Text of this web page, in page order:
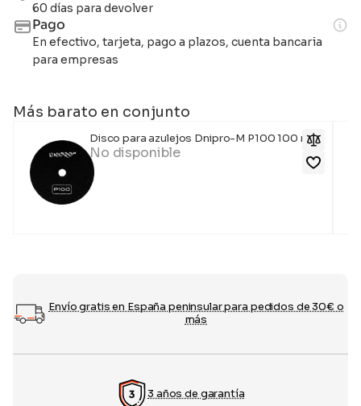
60 días para devolver
Pago
En efectivo, tarjeta, pago a plazos, cuenta bancaria
para empresas
Más barato en conjunto
Disco para azulejos Dnipro-M P100 100 mm
No disponible
Envío gratis en España peninsular para pedidos de 30€ o
más
3 años de garantía